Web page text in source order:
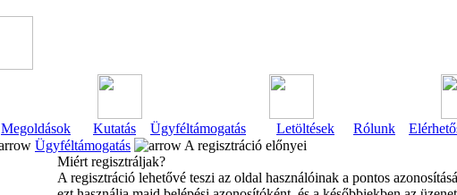
Megoldások Kutatás Ügyféltámogatás Letöltések Rólunk
Ügyféltámogatás A regisztráció előnyei
Miért regisztráljak?
A regisztráció lehetővé teszi az oldal használóinak a pontos